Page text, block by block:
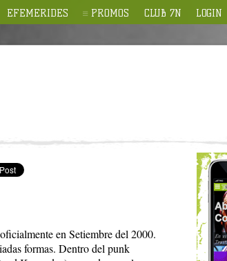
EFEMERIDES PROMOS CLUB 7N LOGIN
en Setiembre del 2000.
formas. Dentro del punk